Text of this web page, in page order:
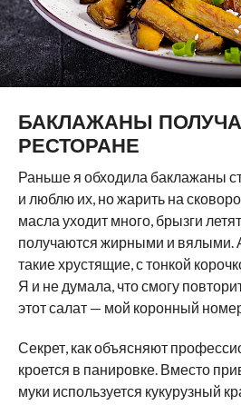
БАКЛАЖАНЫ
РЕСТОРАНЕ
Раньше я обходила баклажаны
и люблю их, но жарить на
масла уходит много, брызги
получаются жирными и вялыми.
такие хрустящие, с тонкой
Я и не думала, что смогу
этот салат — мой коронный
Секрет, как объясняют
кроется в панировке. Вместо
муки используется кукурузный